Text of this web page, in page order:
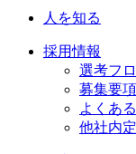
人を知る
採用情報
選考フ
募集要項
よくあ
他社内